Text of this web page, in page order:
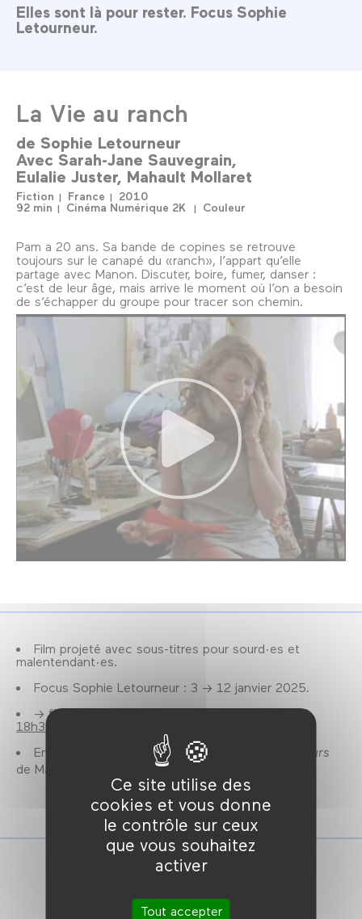
Ce site utilise des
cookies et vous donne
le contrôle sur ceux
que vous souhaitez
activer
Tout accepter
Elles sont là pour rester. Focus Sophie
Letourneur.
La Vie au ranch
de Sophie Letourneur
Avec Sarah-Jane Sauvegrain
Eulalie Juster Mahault Mollaret
Fiction France
2010
92 min
Cinéma Numérique 2K Couleur
Pam a 20 ans. Sa bande de copines se retrouve
toujours sur le canapé du «ranch», l’appart qu’elle
partage avec Manon. Discuter, boire, fumer, danser :
c’est de leur âge, mais arrive le moment où l’on a besoin
de s’échapper du groupe pour tracer son chemin.
Film projeté avec sous-titres pour sourd·es et
malentendant·es.
Focus Sophie Letourneur : 3 → 12 janvier 2025.
→ film également programmésamedi 4 janvier à
18h30.
En écho à cette séance, découvrez
A nos amours
de Maurice Pialat,
samedi 04 janvier à 16h.